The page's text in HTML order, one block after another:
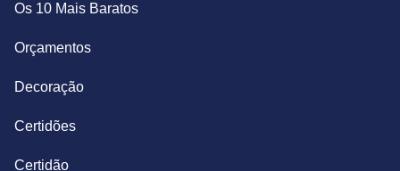
Os 10 Mais Baratos
Orçamentos
Decoração
Certidões
Certidão